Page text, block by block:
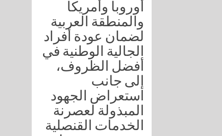
أوروبا وأمريكا
والمنطقة العربية
لضمان عودة أفراد
الجالية الوطنية في
أفضل الظروف،
إلى جانب
استعراض الجهود
المبذولة لعصرنة
الخدمات القنصلية